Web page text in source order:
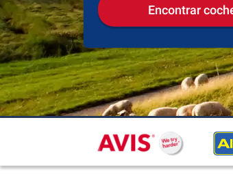
Encontrar